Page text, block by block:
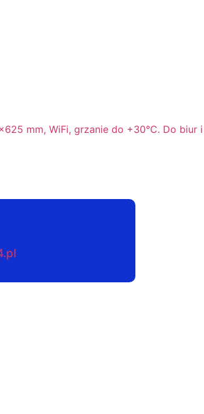
mm, WiFi, grzanie do +30°C. Do biur i